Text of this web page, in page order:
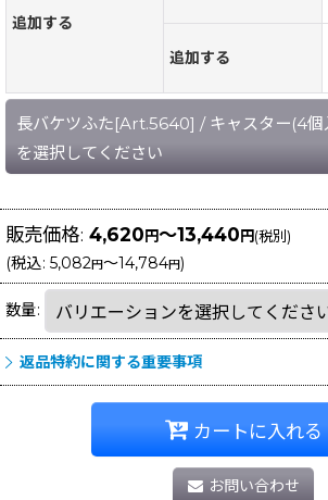
追加する
追加する
長バケツふた[Art.5640] / キャスター(4
を選択してください
販売価格: 4,620円～13,440円(税別)
(税込: 5,082円～14,784円)
数量:
返品特約に関する重要事項
カートに入れる
お問い合わせ